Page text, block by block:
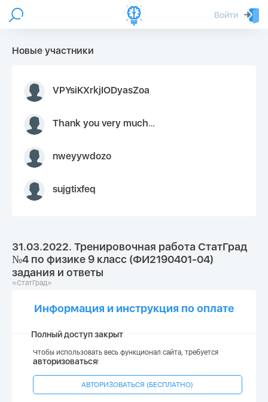
Войти
Новые участники
VPYsiKXrkjIODyasZoa
Thank you very much for your inquiry We appreciate you 9126052 https://youtube.com faceapple !
nweyywdozo
sujgtixfeq
31.03.2022. Тренировочная работа СтатГрад
№4 по физике 9 класс (ФИ2190401-04)
задания и ответы
«СтатГрад»
Информация и инструкция по оплате
Полный доступ закрыт
Чтобы использовать весь функционал сайта, требуется
авторизоваться!
АВТОРИЗОВАТЬСЯ (БЕСПЛАТНО)